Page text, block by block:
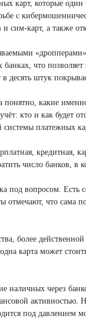
карт, которые
с
сим-карт, а также
что
десять штук
какие
кто и как будет
платежных
кредитная,
число банков, в
под вопросом.
отмечают, что
более
карта может
наличных через
под давлением